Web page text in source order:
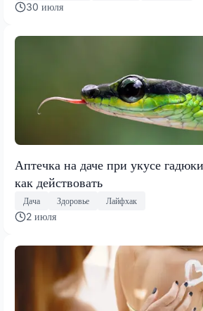
30 июля
Аптечка на даче при укусе
как действовать
Дача Здоровье Лайфхак
2 июля